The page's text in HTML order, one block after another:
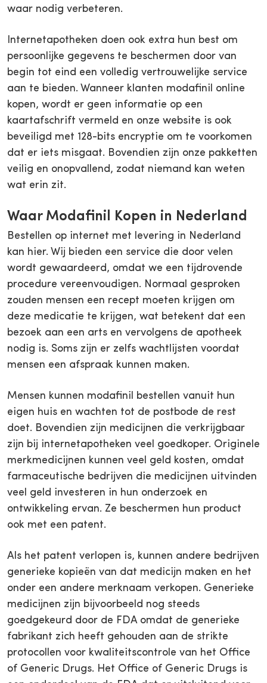
waar nodig verbeteren.
Internetapotheken doen ook extra hun best om
persoonlijke gegevens te beschermen door van
begin tot eind een volledig vertrouwelijke service
aan te bieden. Wanneer klanten modafinil online
kopen, wordt er geen informatie op een
kaartafschrift vermeld en onze website is ook
beveiligd met 128-bits encryptie om te voorkomen
dat er iets misgaat. Bovendien zijn onze pakketten
veilig en onopvallend, zodat niemand kan weten
wat erin zit.
Waar Modafinil Kopen in Nederland
Bestellen op internet met levering in Nederland
kan hier. Wij bieden een service die door velen
wordt gewaardeerd, omdat we een tijdrovende
procedure vereenvoudigen. Normaal gesproken
zouden mensen een recept moeten krijgen om
deze medicatie te krijgen, wat betekent dat een
bezoek aan een arts en vervolgens de apotheek
nodig is. Soms zijn er zelfs wachtlijsten voordat
mensen een afspraak kunnen maken.
Mensen kunnen modafinil bestellen vanuit hun
eigen huis en wachten tot de postbode de rest
doet. Bovendien zijn medicijnen die verkrijgbaar
zijn bij internetapotheken veel goedkoper. Originele
merkmedicijnen kunnen veel geld kosten, omdat
farmaceutische bedrijven die medicijnen uitvinden
veel geld investeren in hun onderzoek en
ontwikkeling ervan. Ze beschermen hun product
ook met een patent.
Als het patent verlopen is, kunnen andere bedrijven
generieke kopieën van dat medicijn maken en het
onder een andere merknaam verkopen. Generieke
medicijnen zijn bijvoorbeeld nog steeds
goedgekeurd door de FDA omdat de generieke
fabrikant zich heeft gehouden aan de strikte
protocollen voor kwaliteitscontrole van het Office
of Generic Drugs. Het Office of Generic Drugs is